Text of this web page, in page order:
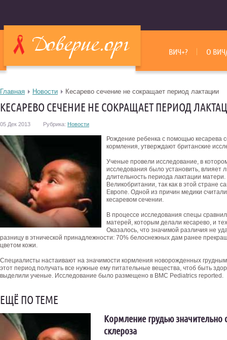
ВИЧ+? О
Главная Новости Кесарево сечение не сокращает период лактации
КЕСАРЕВО СЕЧЕНИЕ НЕ СОКРАЩАЕТ ПЕРИОД
05 Дек 2013 Рубрика: Новости
Рождение ребенка с помощью кесарева
кормления, утверждают британские
Ученые провели исследование, в
исследования было установить, влияет
длительность периода лактации
Великобритании, так как в этой стране
Европе. Одной из причин медики
кесаревом сечении.
В процессе исследования спецы
матерей, которым делали кесарево, и
Оказалось, что значимой различия не
разницу в этнической принадлежности: 70% белоснежных дам ранее
цветом кожи.
Специалисты настаивают на значимости кормления новорожденных
этот период получать все нужные ему питательные вещества, чтоб быть
выделили ученые. Исследование было размещено в BMC Pediatrics reported.
ЕЩЁ ПО ТЕМЕ
Кормление грудью значительно
склероза